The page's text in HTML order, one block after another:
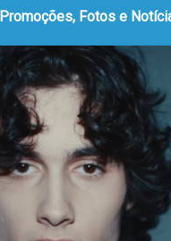
Promoções, Fotos e